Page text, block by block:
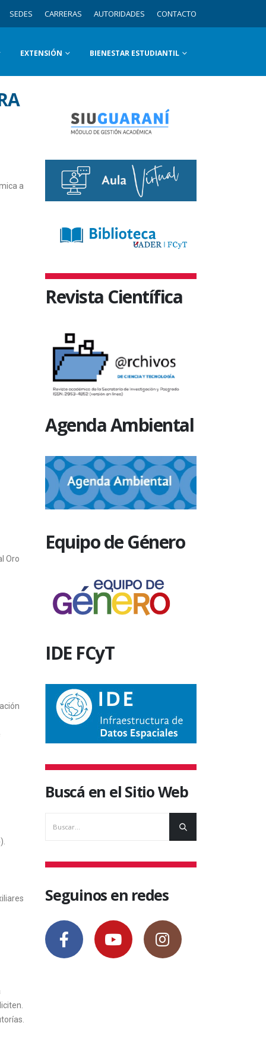
SEDES CARRERAS AUTORIDADES CONTACTO
EXTENSIÓN BIENESTAR ESTUDIANTIL
a
Oro
Revista Científica
Agenda Ambiental
Equipo de Género
IDE FCyT
Buscá en el Sitio Web
Seguinos en redes